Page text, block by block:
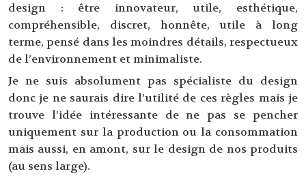
design : être innovateur, utile, esthétique,
compréhensible, discret, honnête, utile à long
terme, pensé dans les moindres détails, respectueux
de l’environnement et minimaliste.
Je ne suis absolument pas spécialiste du design
donc je ne saurais dire l’utilité de ces règles mais je
trouve l’idée intéressante de ne pas se pencher
uniquement sur la production ou la consommation
mais aussi, en amont, sur le design de nos produits
(au sens large).